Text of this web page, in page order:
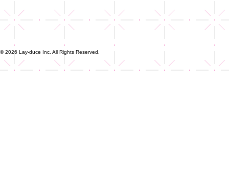
© 2026 Lay-duce Inc. All Rights Reserved.